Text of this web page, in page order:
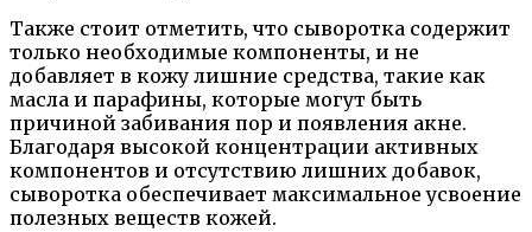
Также стоит отметить, что сыворотка содержит
только необходимые компоненты, и не
добавляет в кожу лишние средства, такие как
масла и парафины, которые могут быть
причиной забивания пор и появления акне.
Благодаря высокой концентрации активных
компонентов и отсутствию лишних добавок,
сыворотка обеспечивает максимальное усвоение
полезных веществ кожей.